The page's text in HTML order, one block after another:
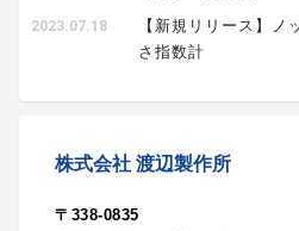
2023.07.18
【新規リリース】
さ指数計
株式会社 渡辺製作所
〒338-0835